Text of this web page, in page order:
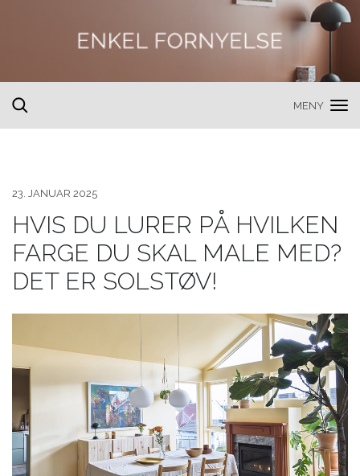
toggle
MENY
23. JANUAR 2025
HVIS DU LURER PÅ HVILKEN
FARGE DU SKAL MALE MED?
DET ER SOLSTØV!